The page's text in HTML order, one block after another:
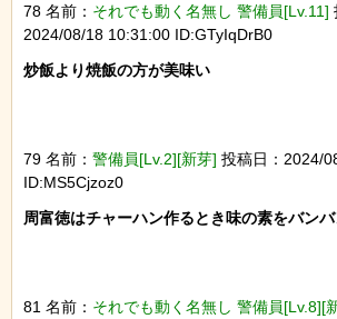
78 名前： それでも動く名無し 警備員[Lv.11]
2024/08/18 10:31:00 ID:GTyIqDrB0
炒飯より焼飯の方が美味い
79 名前： 警備員[Lv.2][新芽] 投稿日：2024/
ID:MS5Cjzoz0
周富徳はチャーハン作るとき味の素をバン
81 名前： それでも動く名無し 警備員[Lv.8][